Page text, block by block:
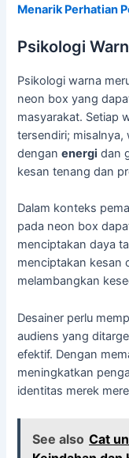
Menarik Perhatian
Psikologi
Psikologi warna
neon box yang
masyarakat. Setiap
tersendiri; misalnya,
denganenergi dan
kesan tenang dan
Dalam konteks
pada neon box
menciptakan daya
menciptakan kesan
melambangkan
Desainer perlu
audiens yang
efektif. Dengan
meningkatkan
identitas merek
See also Cat